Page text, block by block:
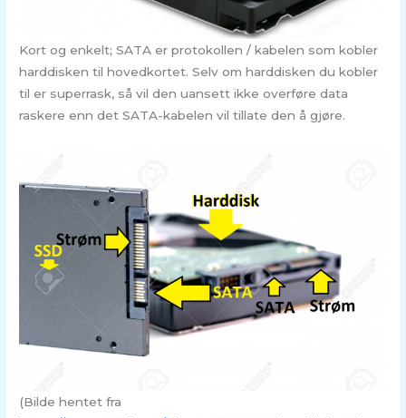
Kort og enkelt; SATA er protokollen / kabelen som kobler
harddisken til hovedkortet. Selv om harddisken du kobler
til er superrask, så vil den uansett ikke overføre data
raskere enn det SATA-kabelen vil tillate den å gjøre.
(Bilde hentet fra